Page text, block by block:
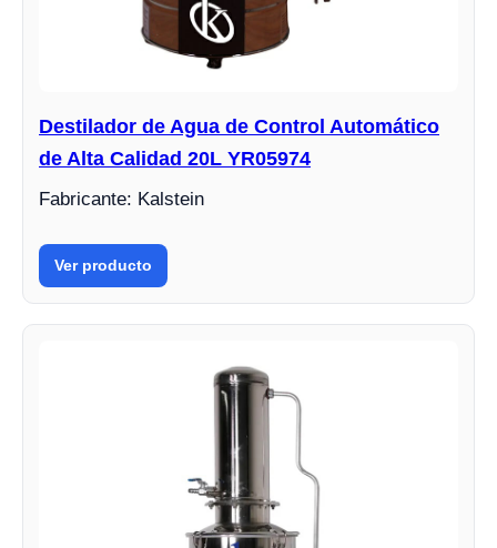
Destilador de Agua de Control Automático
de Alta Calidad 20L YR05974
Fabricante: Kalstein
Ver producto